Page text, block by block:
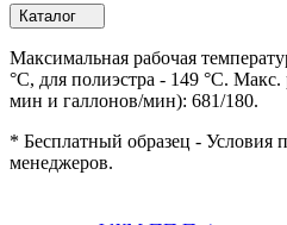
Каталог
Максимальная рабочая
°C, для полиэстра - 149 °C.
мин и галлонов/мин): 681/180.
* Бесплатный образец - Условия
менеджеров.